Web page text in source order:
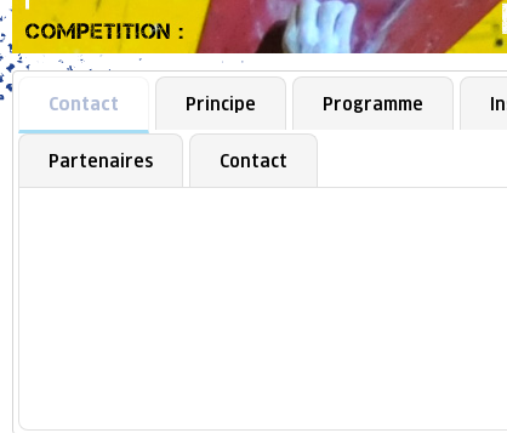
Contact Principe Programme
Partenaires Contact